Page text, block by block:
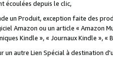
depuis le clic,
un Produit, exception faite des
Amazon ou un article « Amazon
Kindle », « Journaux Kindle »,
autre Lien Spécial à destination